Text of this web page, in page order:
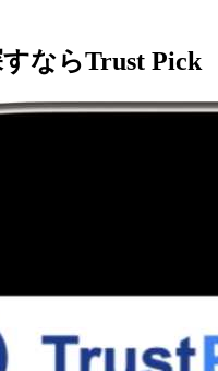
ならTrust Pick